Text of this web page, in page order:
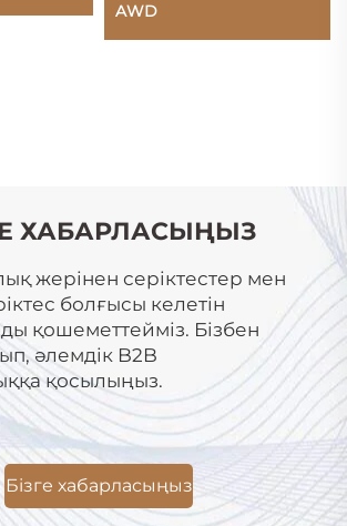
AWD
ХАБАРЛАСЫҢЫЗ
жерінен серіктестер мен
болғысы келетін
қошеметтейміз. Бізбен
әлемдік B2B
қосылыңыз.
Бізге хабарласыңыз